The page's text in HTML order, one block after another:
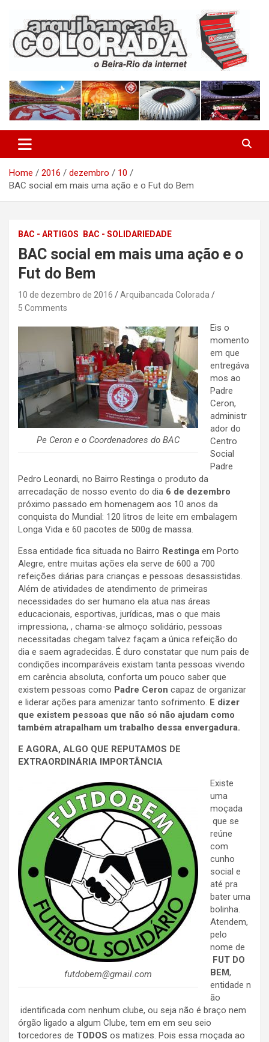
content
Arquibancada Colorada
Home 2016 dezembro
10
BAC social em mais uma ação e o Fut do Bem
BAC - ARTIGOS BAC - SOLIDARIEDADE
BAC social em mais uma ação e o
Fut do Bem
10 de dezembro de 2016
Arquibancada Colorada
5 Comments
Pe Ceron e o Coordenadores do BAC
Eis o
momento
em que
entregáva
mos ao
Padre
Ceron,
administr
ador do
Centro
Social
Padre
Pedro Leonardi, no Bairro Restinga o produto da
arrecadação de nosso evento do dia 6 de dezembro
próximo passado em homenagem aos 10 anos da
conquista do Mundial: 120 litros de leite em embalagem
Longa Vida e 60 pacotes de 500g de massa.
Essa entidade fica situada no Bairro Restinga em Porto
Alegre, entre muitas ações ela serve de 600 a 700
refeições diárias para crianças e pessoas desassistidas.
Além de atividades de atendimento de primeiras
necessidades do ser humano ela atua nas áreas
educacionais, esportivas, jurídicas, mas o que mais
impressiona, , chama-se almoço solidário, pessoas
necessitadas chegam talvez façam a única refeição do
dia e saem agradecidas. É duro constatar que num pais de
condições incomparáveis existam tanta pessoas vivendo
em carência absoluta, conforta um pouco saber que
existem pessoas como Padre Ceron capaz de organizar
e liderar ações para amenizar tanto sofrimento. E dizer
que existem pessoas que não só não ajudam como
também atrapalham um trabalho dessa envergadura.
E AGORA, ALGO QUE REPUTAMOS DE
EXTRAORDINÁRIA IMPORTÂNCIA
futdobem@gmail.com
Existe
uma
moçada
que se
reúne
com
cunho
social e
até pra
bater uma
bolinha.
Atendem,
pelo
nome de
FUT DO
BEM,
entidade n
ão
identificada com nenhum clube, ou seja não é braço nem
órgão ligado a algum Clube, tem em em seu seio
torcedores de TODOS os matizes. Pois essa moçada ao